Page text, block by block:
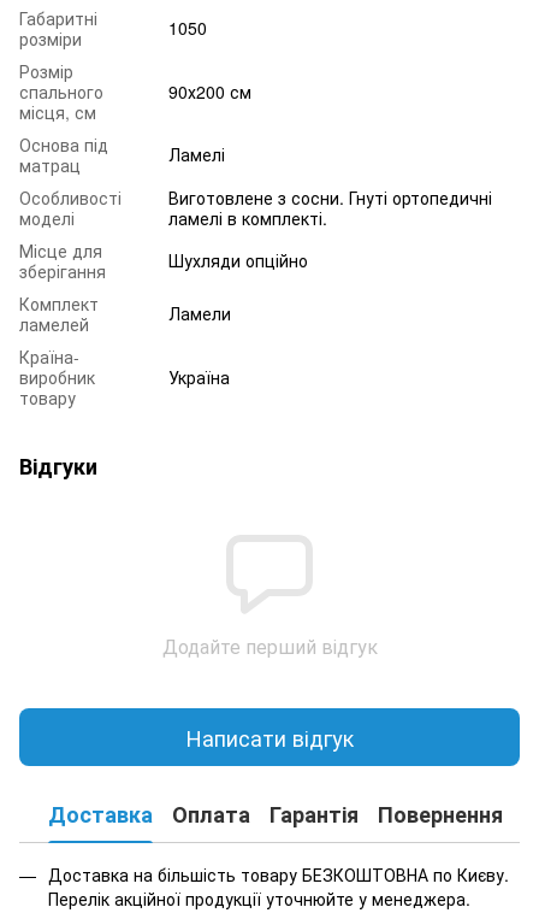
Габаритні
розміри
1050
Розмір
спального
місця, см
90х200 см
Основа під
матрац
Ламелі
Особливості
моделі
Виготовлене з сосни. Гнуті ортопедичні
ламелі в комплекті.
Місце для
зберігання
Шухляди опційно
Комплект
ламелей
Ламели
Країна-
виробник
товару
Україна
Відгуки
Додайте перший відгук
Написати відгук
Доставка Оплата Гарантія Повернення
Доставка на більшість товару БЕЗКОШТОВНА по Києву.
Перелік акційної продукції уточнюйте у менеджера.